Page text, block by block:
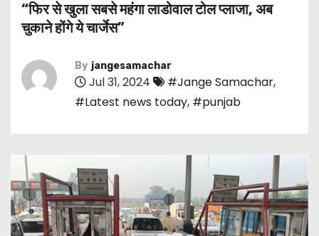
“फिर से खुला सबसे महंगा लाडोवाल टोल प्लाजा, अब
चुकाने होंगे ये चार्जेस”
By jangesamachar
Jul 31, 2024 #Jange Samachar,
#Latest news today, #punjab